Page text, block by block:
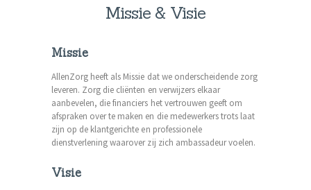
Missie & Visie
Missie
AllenZorg heeft als Missie dat we onderscheidende zorg
leveren. Zorg die cliënten en verwijzers elkaar
aanbevelen, die financiers het vertrouwen geeft om
afspraken over te maken en die medewerkers trots laat
zijn op de klantgerichte en professionele
dienstverlening waarover zij zich ambassadeur voelen.
Visie